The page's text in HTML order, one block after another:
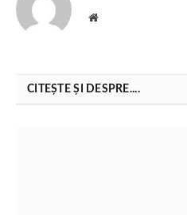
Website
CITEȘTE ȘI DESPRE....